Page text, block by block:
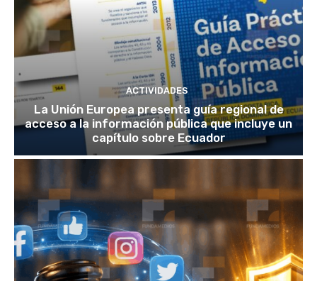
ACTIVIDADES
La Unión Europea presenta guía regional de
acceso a la información pública que incluye un
capítulo sobre Ecuador